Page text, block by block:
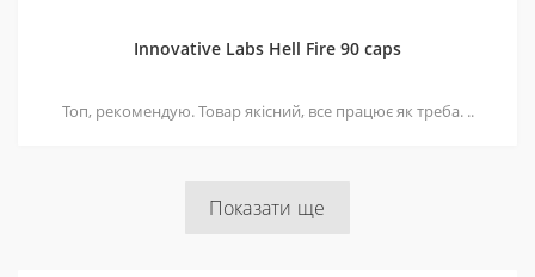
Innovative Labs Hell Fire 90 caps
Топ, рекомендую. Товар якісний, все працює як треба. ..
Показати ще